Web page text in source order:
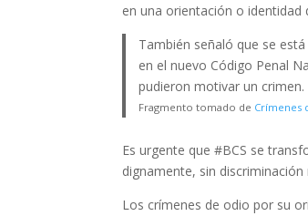
en una orientación o identidad
También señaló que se
en el nuevo Código Penal
pudieron motivar un crimen.
Fragmento tomado de Crímenes
Es urgente que #BCS se
dignamente, sin discriminación
Los crímenes de odio por su